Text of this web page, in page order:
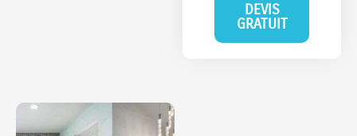
DEVIS
GRATUIT